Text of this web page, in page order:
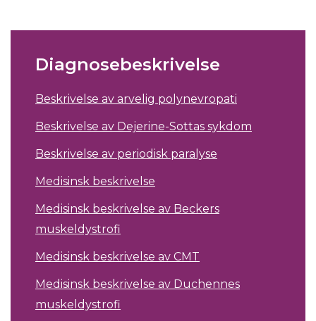
Diagnosebeskrivelse
Beskrivelse av arvelig polynevropati
Beskrivelse av Dejerine-Sottas sykdom
Beskrivelse av periodisk paralyse
Medisinsk beskrivelse
Medisinsk beskrivelse av Beckers
muskeldystrofi
Medisinsk beskrivelse av CMT
Medisinsk beskrivelse av Duchennes
muskeldystrofi